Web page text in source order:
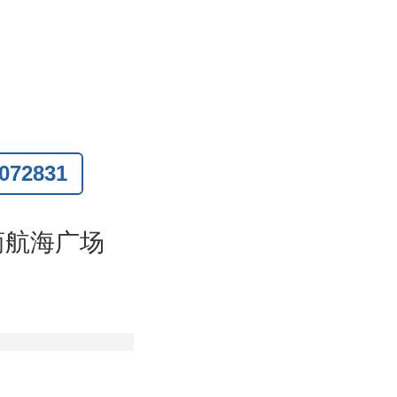
系)
海广场